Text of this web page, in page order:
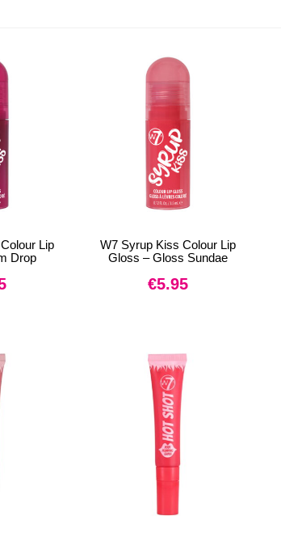
Lip
Drop
W7 Syrup Kiss Colour Lip
Gloss – Gloss Sundae
€5.95